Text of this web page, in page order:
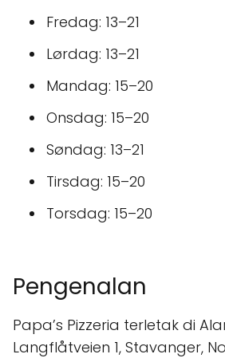
Fredag: 13–21
Lørdag: 13–21
Mandag: 15–20
Onsdag: 15–20
Søndag: 13–21
Tirsdag: 15–20
Torsdag: 15–20
Pengenalan
Papa’s Pizzeria terletak di
Langflåtveien 1, Stavanger,